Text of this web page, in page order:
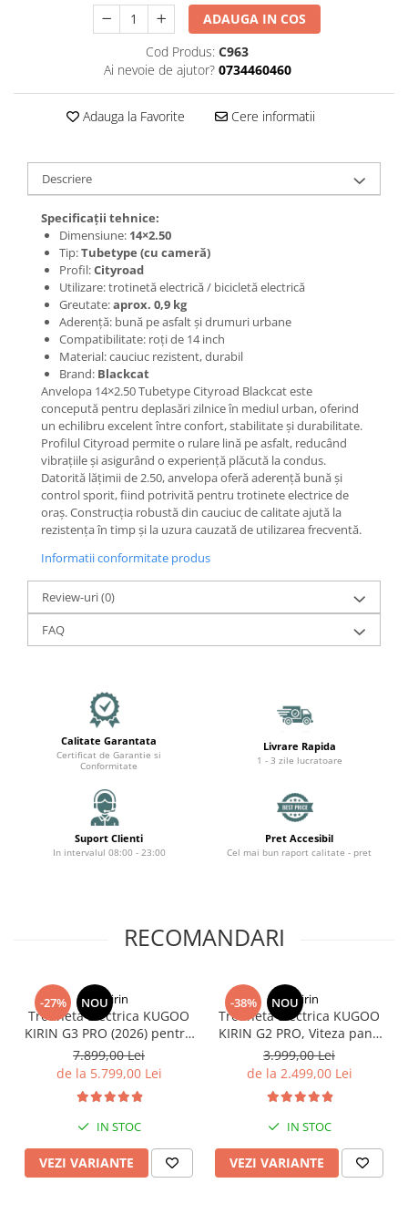
Valve & extensii
Acceleratoare & comenzi
Lumini / iluminare
Cabluri motoare
Senzori Hall
Baterii
Controlere & Conversoare DC/DC
Încărcătoare
Prize de încărcare
Cabluri pentru baterii
Componente baterii
Localizatoare GPS
Mecanică
Furci / mânere principale &
secundare
Pliere, pasadores & tije
Crickuri / suporturi parcare
Suspensii & amortizoare
Rulmenți
Claxoane / sonerii (timbres)
Discuri de frana
Cabluri de frână
Manete de frână
Consumabile & Unelte
Organizatoare cabluri
Unelte & truse
Șuruburi / kituri prindere
ADAUGA IN COS
Cod Produs: C963
Ai nevoie de ajutor? 0734460460
Adauga la Favorite Cere informatii
Descriere
Specificații tehnice:
Dimensiune: 14×2.50
Tip:Tubetype (cu cameră)
Profil:Cityroad
Utilizare: trotinetă electrică / bicicletă electrică
Greutate:aprox. 0,9 kg
Aderență: bună pe asfalt și drumuri urbane
Compatibilitate: roți de 14 inch
Material: cauciuc rezistent, durabil
Brand: Blackcat
Anvelopa 14×2.50 Tubetype Cityroad Blackcat este
concepută pentru deplasări zilnice în mediul urban, oferind
un echilibru excelent între confort, stabilitate și durabilitate.
Profilul Cityroad permite o rulare lină pe asfalt, reducând
vibrațiile și asigurând o experiență plăcută la condus.
Datorită lățimii de 2.50, anvelopa oferă aderență bună și
control sporit, fiind potrivită pentru trotinete electrice de
oraș. Construcția robustă din cauciuc de calitate ajută la
rezistența în timp și la uzura cauzată de utilizarea frecventă.
Informatii conformitate produs
Review-uri(0)
FAQ
Calitate Garantata
Certificat de Garantie si
Conformitate
Livrare Rapida
1 - 3 zile lucratoare
Suport Clienti
In intervalul 08:00 - 23:00
Pret Accesibil
Cel mai bun raport calitate - pret
RECOMANDARI
-27% NOU
KuKirin
Trotineta Electrica KUGOO
KIRIN G3 PRO (2026) pentru
Teren Accidentat (Off-Road
Electric Scooter) - Motor
Dual 2x1200W, Autonomie
de 80km, Viteză Până la
65km/h, Baterie 52V 23.2Ah
7.899,00 Lei
de la 5.799,00 Lei
IN STOC
VEZI VARIANTE
-38% NOU
KuKirin
Trotineta Electrica KUGOO
KIRIN G2 PRO, Viteza pana
la 45km/h, Autonomie
55Km, Motor 600W, 48V
15Ah
3.999,00 Lei
de la 2.499,00 Lei
IN STOC
VEZI VARIANTE